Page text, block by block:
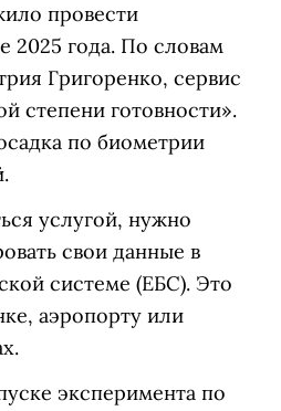
провести
2025 года. По словам
Григоренко, сервис
степени готовности».
по биометрии
услугой, нужно
свои данные в
системе (ЕБС). Это
аэропорту или
эксперимента по